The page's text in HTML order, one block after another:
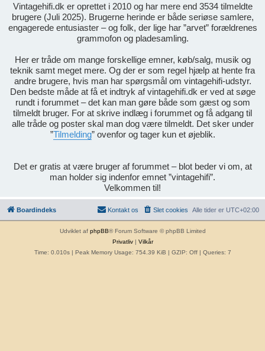
Vintagehifi.dk er oprettet i 2010 og har mere end 3534 tilmeldte
brugere (Juli 2025). Brugerne herinde er både seriøse samlere,
engagerede entusiaster – og folk, der lige har ”arvet” forældrenes
grammofon og pladesamling.
Her er tråde om mange forskellige emner, køb/salg, musik og
teknik samt meget mere. Og der er som regel hjælp at hente fra
andre brugere, hvis man har spørgsmål om vintagehifi-udstyr.
Den bedste måde at få et indtryk af vintagehifi.dk er ved at søge
rundt i forummet – det kan man gøre både som gæst og som
tilmeldt bruger. For at skrive indlæg i forummet og få adgang til
alle tråde og poster skal man dog være tilmeldt. Det sker under
”Tilmelding” ovenfor og tager kun et øjeblik.
Det er gratis at være bruger af forummet – blot beder vi om, at
man holder sig indenfor emnet ”vintagehifi”.
Velkommen til!
Boardindeks Alle tider er UTC+02:00
Slet cookies
Kontakt os
Udviklet af phpBB® Forum Software © phpBB Limited
Privatliv| Vilkår
Time: 0.010s| Peak Memory Usage: 754.39 KiB | GZIP: Off | Queries: 7